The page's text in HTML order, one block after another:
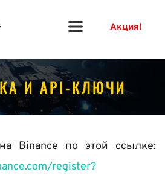
Акция!
И API-КЛЮЧИ
register?